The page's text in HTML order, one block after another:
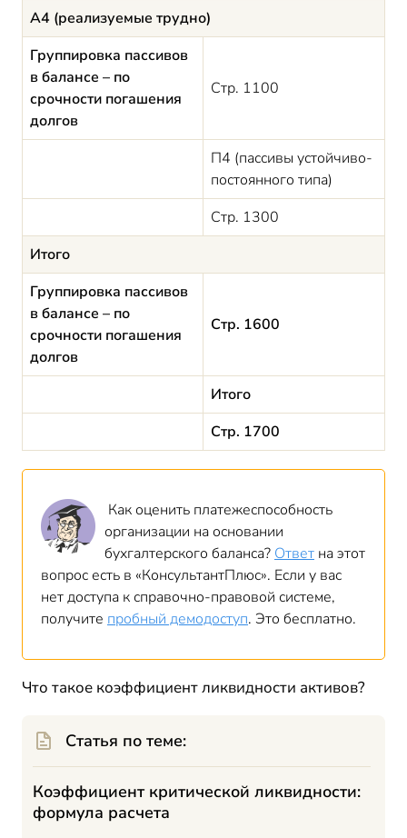
А4 (реализуемые трудно)
Группировка пассивов
в балансе – по
срочности погашения
долгов
Стр. 1100
П4 (пассивы устойчиво-
постоянного типа)
Стр. 1300
Итого
Группировка пассивов
в балансе – по
срочности погашения
долгов
Стр. 1600
Итого
Стр. 1700
Как оценить платежеспособность
организации на основании
бухгалтерского баланса? Ответ на этот
вопрос есть в «КонсультантПлюс». Если у вас
нет доступа к справочно-правовой системе,
получите пробный демодоступ. Это бесплатно.
Что такое коэффициент ликвидности активов?
Статья по теме:
Коэффициент критической ликвидности:
формула расчета